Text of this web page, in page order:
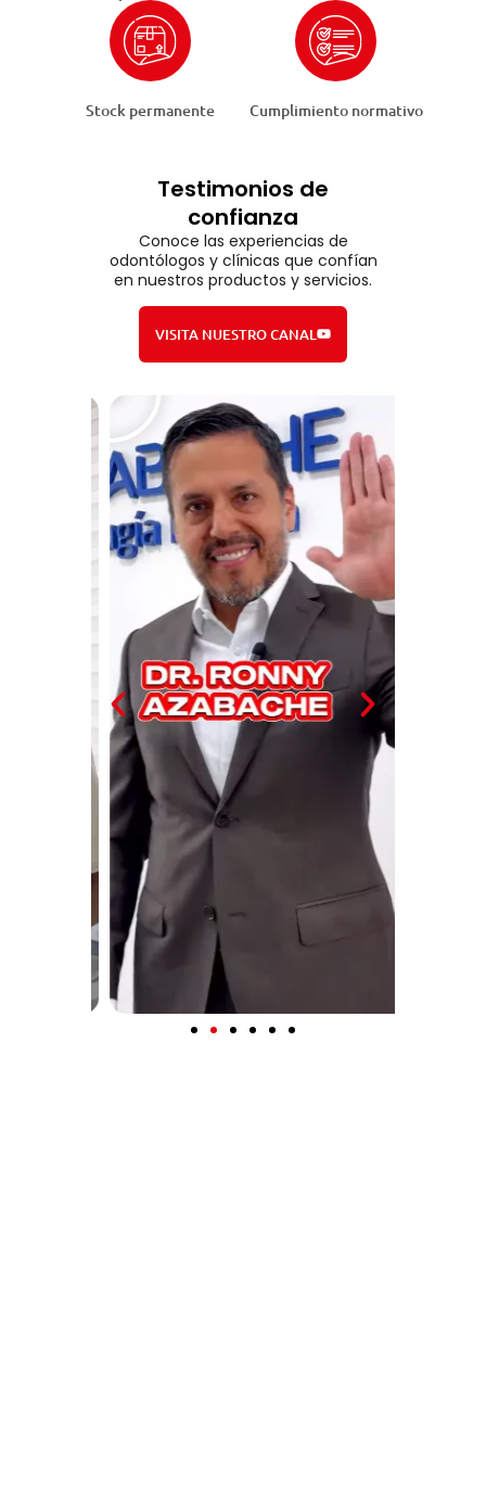
Stock permanente Cumplimiento normativo
Testimonios de
confianza
Conoce las experiencias de
odontólogos y clínicas que confían
en nuestros productos y servicios.
VISITA NUESTRO CANAL